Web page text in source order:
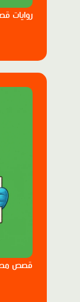
روايات
قصص